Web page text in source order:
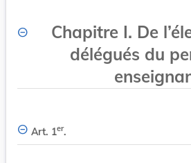
Chapitre I. De
délégués du
Art. 1er.